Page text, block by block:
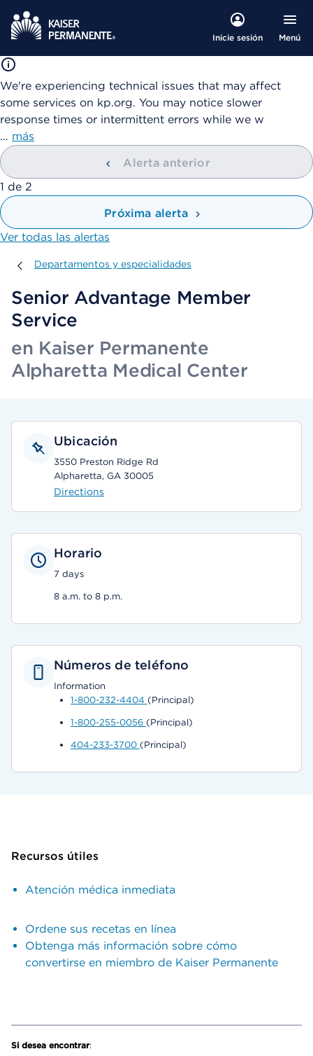
Inicie sesión Menú
We're experiencing technical issues that may affect
some services on kp.org. You may notice slower
response times or intermittent errors while we w
… más
Alerta anterior
mostrando
1 de 2
Próxima alerta
Ver todas las alertas
Departamentos y especialidades
Departamentos y especialidades
Senior Advantage Member
Service
en Kaiser Permanente
Alpharetta Medical Center
Ubicación
3550 Preston Ridge Rd
Alpharetta, GA 30005
Directions
Horario
7 days
8 a.m. to 8 p.m.
Números de teléfono
Information
1-800-232-4404 (Principal)
1-800-255-0056 (Principal)
404-233-3700 (Principal)
Recursos útiles
Atención médica inmediata
Ordene sus recetas en línea
Obtenga más información sobre cómo
convertirse en miembro de Kaiser Permanente
Si desea encontrar: